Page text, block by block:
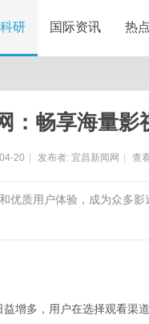
研 国际资讯 热
：畅享海量影
20 发布者: 宜昌新闻网 查
优质用户体验，成为众多
增多，用户在选择观看渠